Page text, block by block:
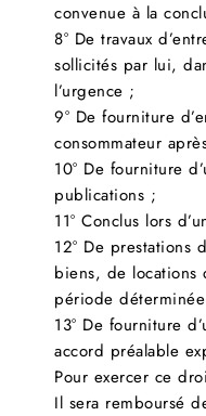
convenue à la
8° De travaux
sollicités par lui,
l’urgence ;
9° De fourniture
consommateur
10° De fourniture
publications ;
11° Conclus lors
12° De prestations
biens, de locations
période
13° De fourniture
accord préalable
Pour exercer ce
Il sera remboursé